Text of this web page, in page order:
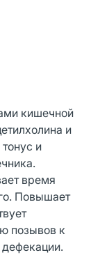
кишечной
и
и
время
Повышает
позывов к